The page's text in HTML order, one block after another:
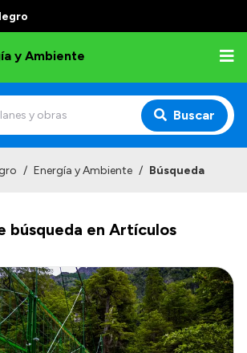
y Ambiente
Buscar
/ Energía y Ambiente / Búsqueda
búsqueda en Artículos